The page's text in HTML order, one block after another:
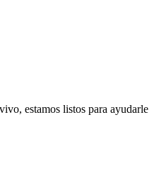
estamos listos para ayudarle